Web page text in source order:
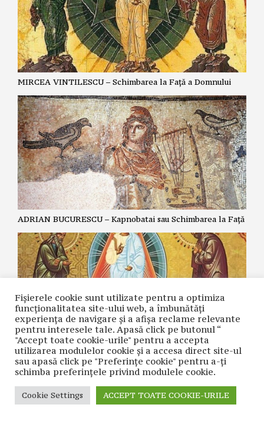
MIRCEA VINTILESCU – Schimbarea la Față a Domnului
ADRIAN BUCURESCU – Kapnobatai sau Schimbarea la Față
ZOE DANTES – Schimbarea la Față și cea de-a cincea
Evanghelie.
Fișierele cookie sunt utilizate pentru a optimiza
funcţionalitatea site-ului web, a îmbunătăţi
experienţa de navigare şi a afişa reclame relevante
pentru interesele tale. Apasă click pe butonul “
"Accept toate cookie-urile" pentru a accepta
utilizarea modulelor cookie şi a accesa direct site-ul
sau apasă click pe "Preferințe cookie" pentru a-ţi
schimba preferinţele privind modulele cookie.
Cookie Settings ACCEPT TOATE COOKIE-URILE